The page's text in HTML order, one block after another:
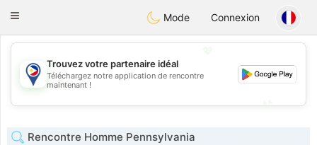
PhilippinesChat
Toggle
Mode Connexion
💖
💕
Trouvez votre partenaire idéal
Téléchargez notre application de rencontre
maintenant !
Rencontre Homme Pennsylvania